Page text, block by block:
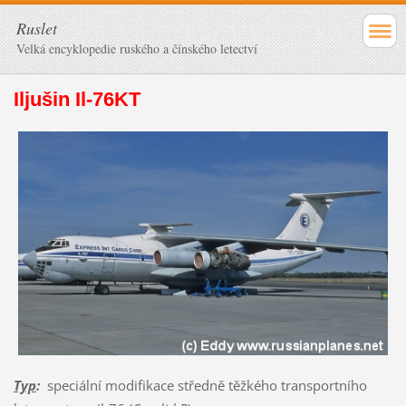
Ruslet
Velká encyklopedie ruského a čínského letectví
Iljušin Il-76KT
Typ:speciální modifikace středně těžkého transportního